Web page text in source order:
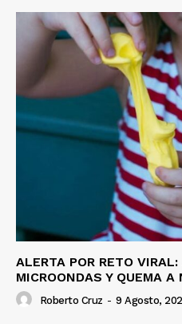
ALERTA POR RETO
MICROONDAS Y QUEMA A
Roberto Cruz - 9 Agosto,